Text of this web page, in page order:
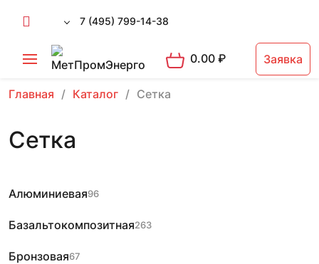
7 (495) 799-14-38
0.00₽ Заявка
Главная Каталог Сетка
Сетка
Алюминиевая96
Базальтокомпозитная263
Бронзовая67